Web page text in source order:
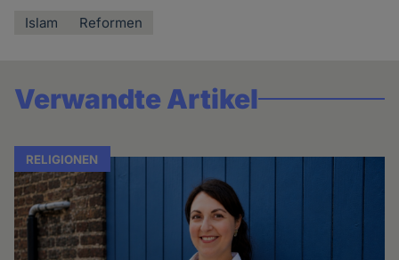
Islam Reformen
Verwandte Artikel
RELIGIONEN